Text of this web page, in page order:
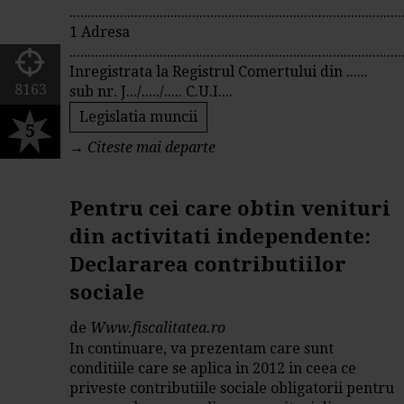
1 Adresa
Inregistrata la Registrul Comertului din ......
sub nr. J.../...../..... C.U.I....
Legislatia muncii
→ Citeste mai departe
8163
5
Pentru cei care obtin venituri
din activitati independente:
Declararea contributiilor
sociale
de Www.fiscalitatea.ro
In continuare, va prezentam care sunt
conditiile care se aplica in 2012 in ceea ce
priveste contributiile sociale obligatorii pentru